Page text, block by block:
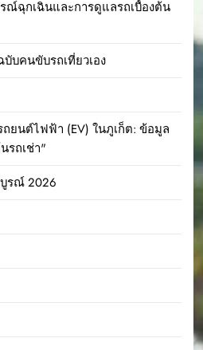
ณ์ฉุกเฉินและการดูแลรถเบื้องต้น
บคนขับรถเที่ยวเอง
ยนต์ไฟฟ้า (EV) ในภูเก็ต: ข้อมูล
รถเช่า"
รณ์ 2026